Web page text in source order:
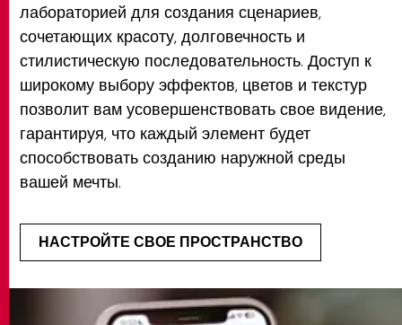
лабораторией для создания сценариев,
сочетающих красоту, долговечность и
стилистическую последовательность. Доступ к
широкому выбору эффектов, цветов и текстур
позволит вам усовершенствовать свое видение,
гарантируя, что каждый элемент будет
способствовать созданию наружной среды
вашей мечты.
НАСТРОЙТЕ СВОЕ ПРОСТРАНСТВО